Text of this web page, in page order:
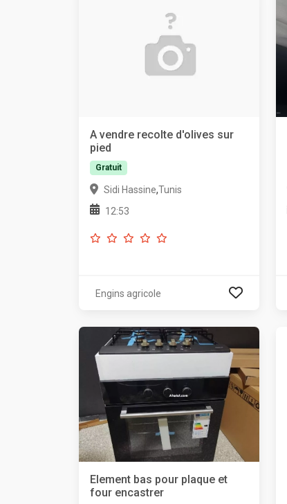
A vendre recolte d'olives sur
pied
Gratuit
Sidi Hassine,Tunis
12:53
Engins agricole
Element bas pour plaque et
four encastrer